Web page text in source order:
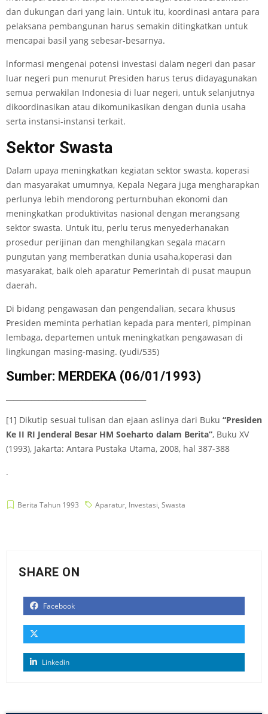
dan dukungan dari yang lain. Untuk itu, koordinasi antara para
pelaksana pembangunan harus semakin ditingkatkan untuk
mencapai basil yang sebesar-besarnya.
lnformasi mengenai potensi investasi dalam negeri dan pasar
luar negeri pun menurut Presiden harus terus didayagunakan
semua perwakilan Indonesia di luar negeri, untuk selanjutnya
dikoordinasikan atau dikomunikasikan dengan dunia usaha
serta instansi-instansi terkait.
Sektor Swasta
Dalam upaya meningkatkan kegiatan sektor swasta, koperasi
dan masyarakat umumnya, Kepala Negara juga mengharapkan
perlunya lebih mendorong perturnbuhan ekonomi dan
meningkatkan produktivitas nasional dengan merangsang
sektor swasta. Untuk itu, perlu terus menyederhanakan
prosedur perijinan dan menghilangkan segala macarn
pungutan yang memberatkan dunia usaha,koperasi dan
masyarakat, baik oleh aparatur Pemerintah di pusat maupun
daerah.
Di bidang pengawasan dan pengendalian, secara khusus
Presiden meminta perhatian kepada para menteri, pimpinan
lembaga, departemen untuk meningkatkan pengawasan di
lingkungan masing-masing. (yudi/535)
Sumber: MERDEKA (06/01/1993)
[1] Dikutip sesuai tulisan dan ejaan aslinya dari Buku “Presiden
Ke II RI Jenderal Besar HM Soeharto dalam Berita”, Buku XV
(1993), Jakarta: Antara Pustaka Utama, 2008, hal 387-388
.
Berita Tahun 1993 Aparatur, Investasi, Swasta
SHARE ON
Facebook
Linkedin